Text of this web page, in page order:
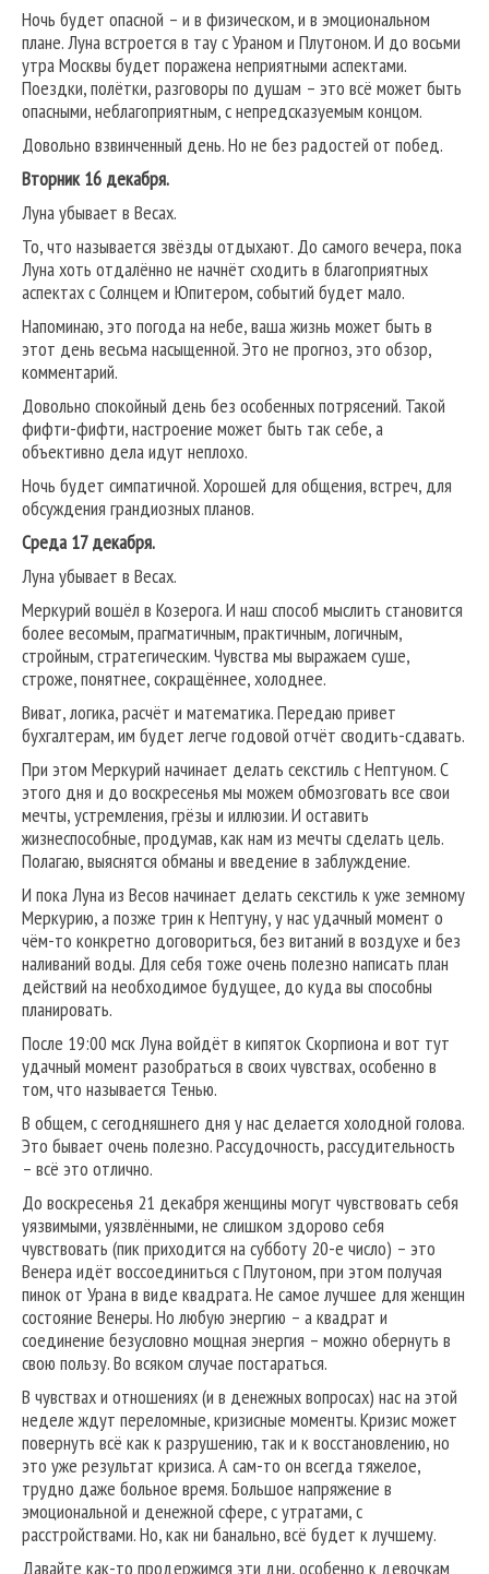
Ночь будет опасной – и в физическом, и в эмоциональном
плане. Луна встроется в тау с Ураном и Плутоном. И до восьми
утра Москвы будет поражена неприятными аспектами.
Поездки, полётки, разговоры по душам – это всё может быть
опасными, неблагоприятным, с непредсказуемым концом.
Довольно взвинченный день. Но не без радостей от побед.
Вторник 16 декабря.
Луна убывает в Весах.
То, что называется звёзды отдыхают. До самого вечера, пока
Луна хоть отдалённо не начнёт сходить в благоприятных
аспектах с Солнцем и Юпитером, событий будет мало.
Напоминаю, это погода на небе, ваша жизнь может быть в
этот день весьма насыщенной. Это не прогноз, это обзор,
комментарий.
Довольно спокойный день без особенных потрясений. Такой
фифти-фифти, настроение может быть так себе, а
объективно дела идут неплохо.
Ночь будет симпатичной. Хорошей для общения, встреч, для
обсуждения грандиозных планов.
Среда 17 декабря.
Луна убывает в Весах.
Меркурий вошёл в Козерога. И наш способ мыслить становится
более весомым, прагматичным, практичным, логичным,
стройным, стратегическим. Чувства мы выражаем суше,
строже, понятнее, сокращённее, холоднее.
Виват, логика, расчёт и математика. Передаю привет
бухгалтерам, им будет легче годовой отчёт сводить-сдавать.
При этом Меркурий начинает делать секстиль с Нептуном. С
этого дня и до воскресенья мы можем обмозговать все свои
мечты, устремления, грёзы и иллюзии. И оставить
жизнеспособные, продумав, как нам из мечты сделать цель.
Полагаю, выяснятся обманы и введение в заблуждение.
И пока Луна из Весов начинает делать секстиль к уже земному
Меркурию, а позже трин к Нептуну, у нас удачный момент о
чём-то конкретно договориться, без витаний в воздухе и без
наливаний воды. Для себя тоже очень полезно написать план
действий на необходимое будущее, до куда вы способны
планировать.
После 19:00 мск Луна войдёт в кипяток Скорпиона и вот тут
удачный момент разобраться в своих чувствах, особенно в
том, что называется Тенью.
В общем, с сегодняшнего дня у нас делается холодной голова.
Это бывает очень полезно. Рассудочность, рассудительность
– всё это отлично.
До воскресенья 21 декабря женщины могут чувствовать себя
уязвимыми, уязвлёнными, не слишком здорово себя
чувствовать (пик приходится на субботу 20-е число) – это
Венера идёт воссоединиться с Плутоном, при этом получая
пинок от Урана в виде квадрата. Не самое лучшее для женщин
состояние Венеры. Но любую энергию – а квадрат и
соединение безусловно мощная энергия – можно обернуть в
свою пользу. Во всяком случае постараться.
В чувствах и отношениях (и в денежных вопросах) нас на этой
неделе ждут переломные, кризисные моменты. Кризис может
повернуть всё как к разрушению, так и к восстановлению, но
это уже результат кризиса. А сам-то он всегда тяжелое,
трудно даже больное время. Большое напряжение в
эмоциональной и денежной сфере, с утратами, с
расстройствами. Но, как ни банально, всё будет к лучшему.
Давайте как-то продержимся эти дни, особенно к девочкам